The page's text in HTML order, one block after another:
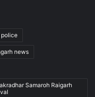
police
news
Samaroh Raigarh